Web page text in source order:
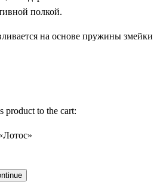
полкой.
на основе пружины змейки
product to the cart: